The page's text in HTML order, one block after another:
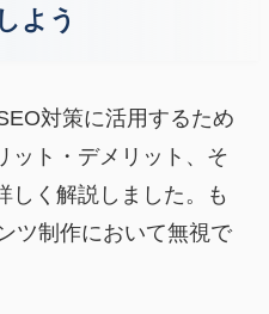
よう
対策に活用するため
ット・デメリット、そ
しく解説しました。も
ツ制作において無視で